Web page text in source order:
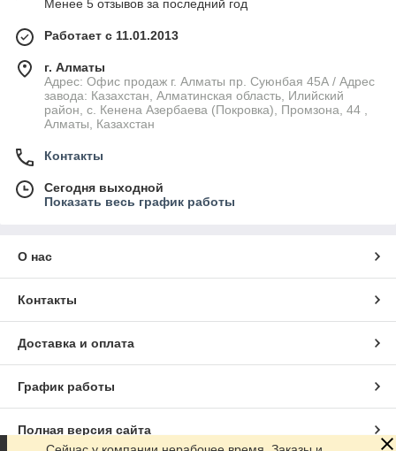
Менее 5 отзывов за последний год
Работает с 11.01.2013
г. Алматы
Адрес: Офис продаж г. Алматы пр. Суюнбая 45А / Адрес
завода: Казахстан, Алматинская область, Илийский
район, ​с. Кенена Азербаева (Покровка), Промзона, 44​ ,
Алматы, Казахстан
Контакты
Сегодня выходной
Показать весь график работы
О нас
Контакты
Доставка и оплата
График работы
Полная версия сайта